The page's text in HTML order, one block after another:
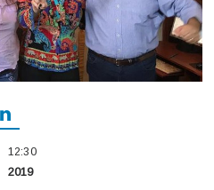
12:30
2019